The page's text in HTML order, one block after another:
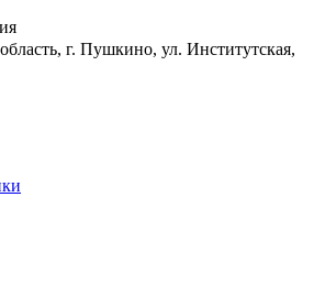
г. Пушкино, ул. Институтская,